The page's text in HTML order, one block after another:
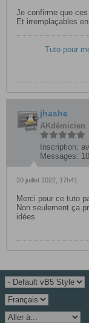
Je confirme que
Et irremplaçables
Tuto pour
jhashe
AKdémicien
Inscription:
Messages:
20 juillet 2022, 17h41
Merci pour ce tuto
Non seulement ça
idées